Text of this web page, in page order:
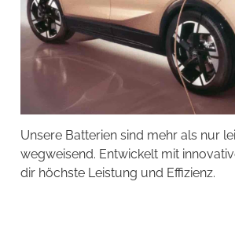
Unsere Batterien sind mehr als nur
wegweisend. Entwickelt mit
dir höchste Leistung und Effizienz.